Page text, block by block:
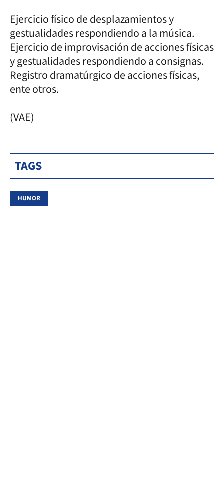
Ejercicio físico de desplazamientos y
gestualidades respondiendo a la música.
Ejercicio de improvisación de acciones físicas
y gestualidades respondiendo a consignas.
Registro dramatúrgico de acciones físicas,
ente otros.
(VAE)
TAGS
HUMOR